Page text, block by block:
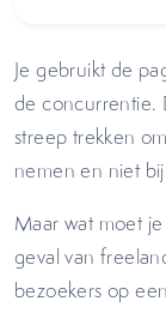
Je gebruikt de
de concurrentie.
streep trekken
nemen en niet
Maar wat moet je
geval van
bezoekers op